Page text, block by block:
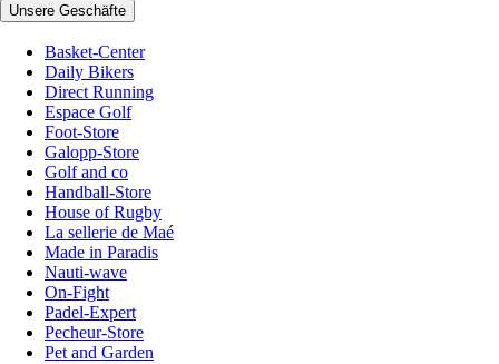
Unsere Geschäfte
Basket-Center
Daily Bikers
Direct Running
Espace Golf
Foot-Store
Galopp-Store
Golf and co
Handball-Store
House of Rugby
La sellerie de Maé
Made in Paradis
Nauti-wave
On-Fight
Padel-Expert
Pecheur-Store
Pet and Garden